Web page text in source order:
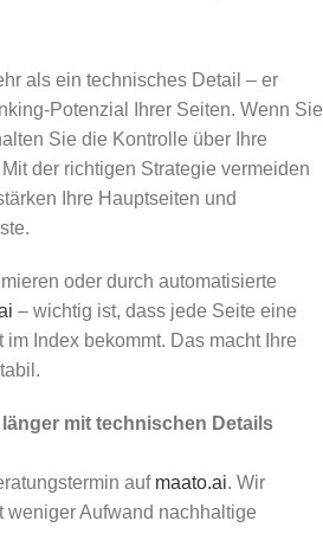
als ein technisches Detail – er
Potenzial Ihrer Seiten. Wenn Sie
Sie die Kontrolle über Ihre
der richtigen Strategie vermeiden
Ihre Hauptseiten und
oder durch automatisierte
– wichtig ist, dass jede Seite eine
Index bekommt. Das macht Ihre
mit technischen Details
auf maato.ai. Wir
weniger Aufwand nachhaltige